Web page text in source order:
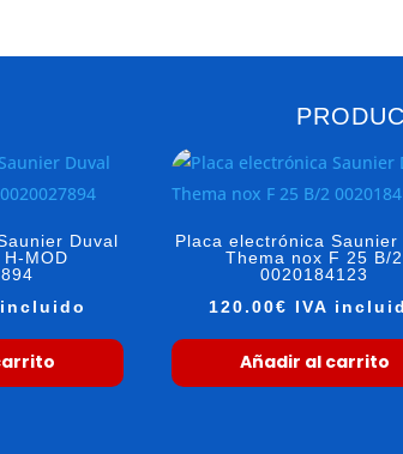
Duval
MOD
incluido
Placa electrónica Saunier
Thema nox F 25 B/2
0020184123
120.00€ IVA
Añadir al carrito